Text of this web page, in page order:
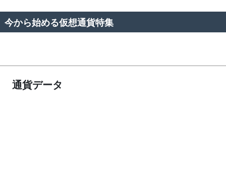
今から始める仮想通貨特集
通貨データ